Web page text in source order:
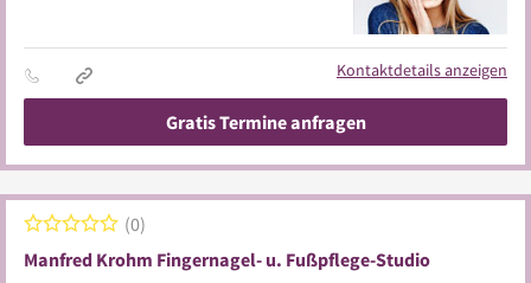
Kontaktdetails anzeigen
Gratis Termine anfragen
Manfred Krohm Fingernagel- u. Fußpflege-Studio
0